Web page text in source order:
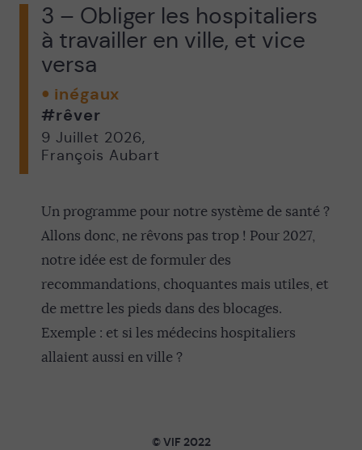
3 – Obliger les hospitaliers
à travailler en ville, et vice
versa
inégaux
#rêver
9 Juillet 2026,
François Aubart
Un programme pour notre système de santé ?
Allons donc, ne rêvons pas trop ! Pour 2027,
notre idée est de formuler des
recommandations, choquantes mais utiles, et
de mettre les pieds dans des blocages.
Exemple : et si les médecins hospitaliers
allaient aussi en ville ?
© VIF 2022